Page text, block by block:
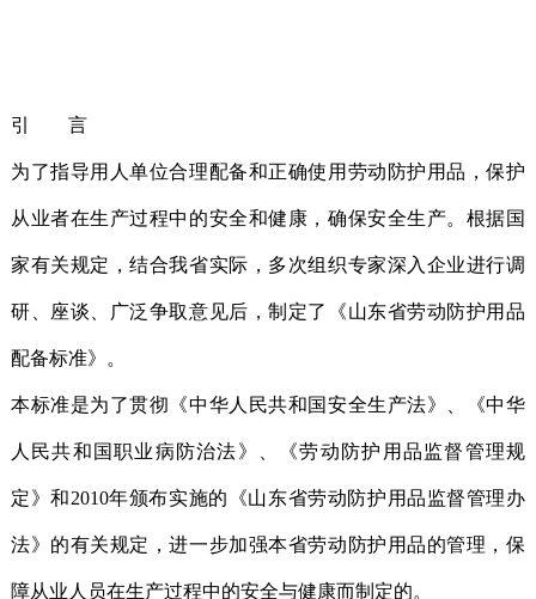
引 言
为了指导用人单位合理配备和正确使用劳动防护用品，保护
从业者在生产过程中的安全和健康，确保安全生产。根据国
家有关规定，结合我省实际，多次组织专家深入企业进行调
研、座谈、广泛争取意见后，制定了《山东省劳动防护用品
配备标准》。
本标准是为了贯彻《中华人民共和国安全生产法》、《中华
人民共和国职业病防治法》、《劳动防护用品监督管理规
定》和2010年颁布实施的《山东省劳动防护用品监督管理办
法》的有关规定，进一步加强本省劳动防护用品的管理，保
障从业人员在生产过程中的安全与健康而制定的。